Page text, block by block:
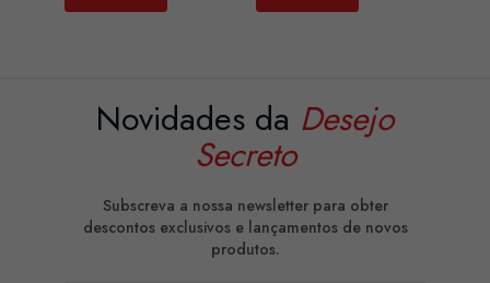
Novidades da Desejo
Secreto
Subscreva a nossa newsletter para obter
descontos exclusivos e lançamentos de novos
produtos.